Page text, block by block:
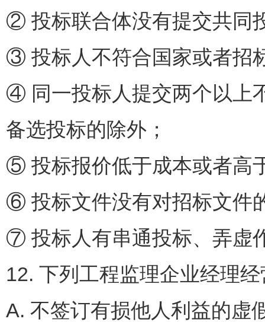
② 投标联合体没有提交
③ 投标人不符合国家或者
④ 同一投标人提交两个以上
备选投标的除外；
⑤ 投标报价低于成本或者
⑥ 投标文件没有对招标文
⑦ 投标人有串通投标、弄虚
12. 下列工程监理企业经理
A. 不签订有损他人利益